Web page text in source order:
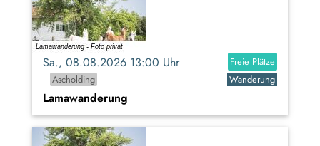
Sa., 08.08.2026 13:00 Uhr
Freie Plätze
Ascholding
Wanderung
Lamawanderung